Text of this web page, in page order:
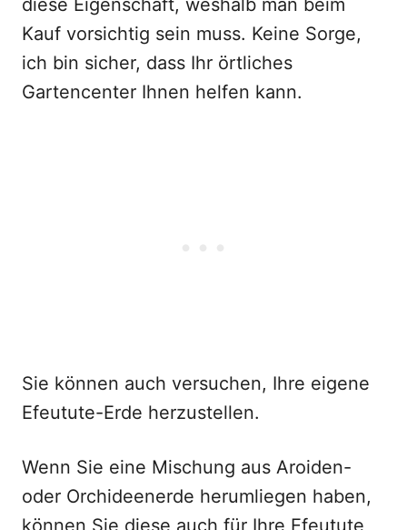
diese Eigenschaft, weshalb man beim
Kauf vorsichtig sein muss. Keine Sorge,
ich bin sicher, dass Ihr örtliches
Gartencenter Ihnen helfen kann.
Sie können auch versuchen, Ihre eigene
Efeutute-Erde herzustellen.
Wenn Sie eine Mischung aus Aroiden-
oder Orchideenerde herumliegen haben,
können Sie diese auch für Ihre Efeutute